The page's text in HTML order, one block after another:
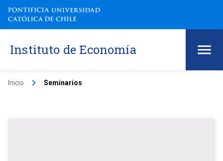
Instituto de Economía
Inicio keyboard_arrow_right Seminarios